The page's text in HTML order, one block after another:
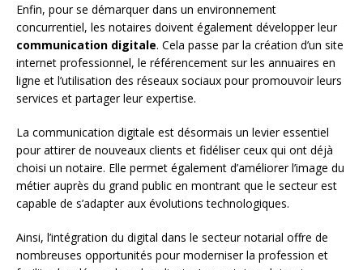
Enfin, pour se démarquer dans un environnement
concurrentiel, les notaires doivent également développer leur
communication digitale. Cela passe par la création d’un site
internet professionnel, le référencement sur les annuaires en
ligne et l’utilisation des réseaux sociaux pour promouvoir leurs
services et partager leur expertise.
La communication digitale est désormais un levier essentiel
pour attirer de nouveaux clients et fidéliser ceux qui ont déjà
choisi un notaire. Elle permet également d’améliorer l’image du
métier auprès du grand public en montrant que le secteur est
capable de s’adapter aux évolutions technologiques.
Ainsi, l’intégration du digital dans le secteur notarial offre de
nombreuses opportunités pour moderniser la profession et